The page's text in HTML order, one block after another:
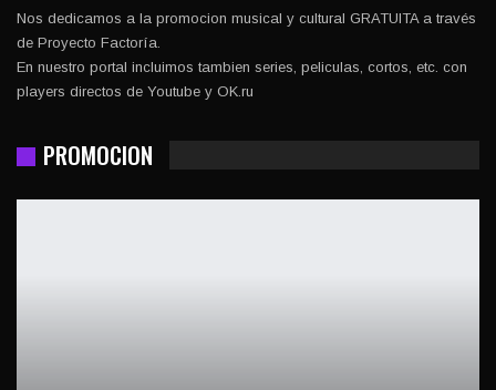
Nos dedicamos a la promocion musical y cultural GRATUITA a través
de Proyecto Factoría.
En nuestro portal incluimos tambien series, peliculas, cortos, etc. con
players directos de Youtube y OK.ru
PROMOCION